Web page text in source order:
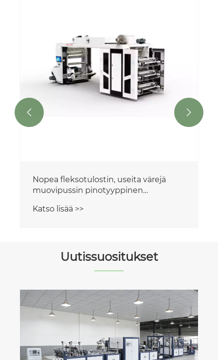
Nopea fleksotulostin, useita värejä
muovipussin pinotyyppinen
Katso lisää >>
 
Uutissuositukset